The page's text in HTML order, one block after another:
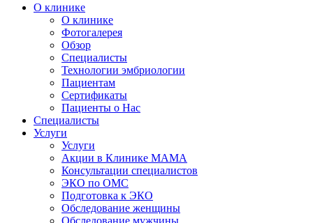
О клинике
О клинике
Фотогалерея
Обзор
Специалисты
Технологии эмбриологии
Пациентам
Сертификаты
Пациенты о Нас
Специалисты
Услуги
Услуги
Акции в Клинике МАМА
Консультации специалистов
ЭКО по ОМС
Подготовка к ЭКО
Обследование женщины
Обследование мужчины